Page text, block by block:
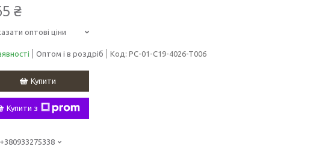
₴
оптові ціни
Оптом і в роздріб Код: PC-01-C19-4026-T006
Купити
Купити з
+380933275338